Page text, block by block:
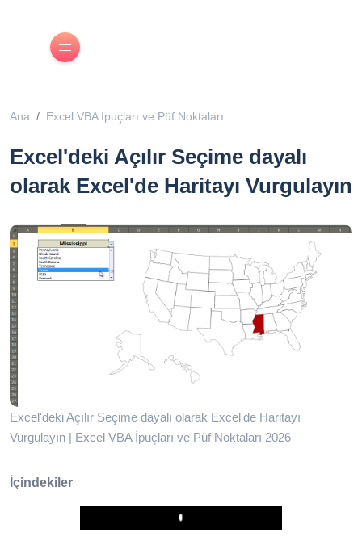
Ana Excel VBA İpuçları ve Püf Noktaları
Excel'deki Açılır Seçime dayalı
olarak Excel'de Haritayı Vurgulayın
Excel'deki Açılır Seçime dayalı olarak Excel'de Haritayı
Vurgulayın | Excel VBA İpuçları ve Püf Noktaları 2026
İçindekiler
Play